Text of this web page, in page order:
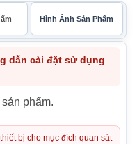
Hình Ảnh Sản Phẩm
dẫn cài đặt sử dụng
phẩm.
bị cho mục đích quan sát